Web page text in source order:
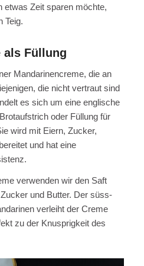
etwas Zeit sparen möchte,
Teig.
als Füllung
Mandarinencreme, die an
die nicht vertraut sind
es sich um eine englische
oder Füllung für
wird mit Eiern, Zucker,
und hat eine
verwenden wir den Saft
und Butter. Der süss-
verleiht der Creme
zu der Knusprigkeit des